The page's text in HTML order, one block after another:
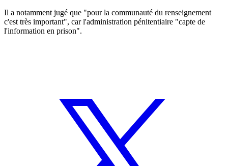
Il a notamment jugé que "pour la communauté du renseignement
c'est très important", car l'administration pénitentiaire "capte de
l'information en prison".